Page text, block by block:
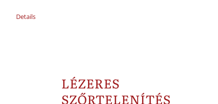
Details
LÉZERES
SZŐRTELENÍTÉS